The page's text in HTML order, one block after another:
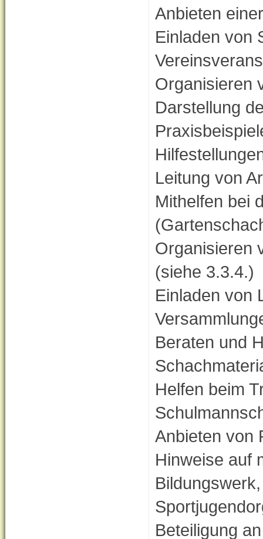
Anbieten
Einladen von
Organisieren
Darstellung
Leitung von
Mithelfen bei
Organisieren
(siehe 3.3.4.)
Einladen von
Beraten und
Helfen beim
Anbieten von
Hinweise auf
Beteiligung